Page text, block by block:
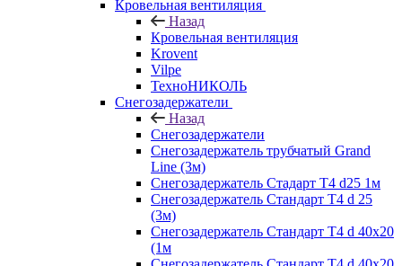
Кровельная вентиляция
Назад
Кровельная вентиляция
Krovent
Vilpe
ТехноНИКОЛЬ
Снегозадержатели
Назад
Снегозадержатели
Снегозадержатель трубчатый Grand
Line (3м)
Снегозадержатель Стадарт Т4 d25 1м
Снегозадержатель Стандарт Т4 d 25
(3м)
Снегозадержатель Стандарт Т4 d 40х20
(1м